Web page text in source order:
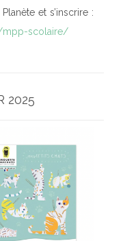
et s’inscrire :
mpp-scolaire/
2025